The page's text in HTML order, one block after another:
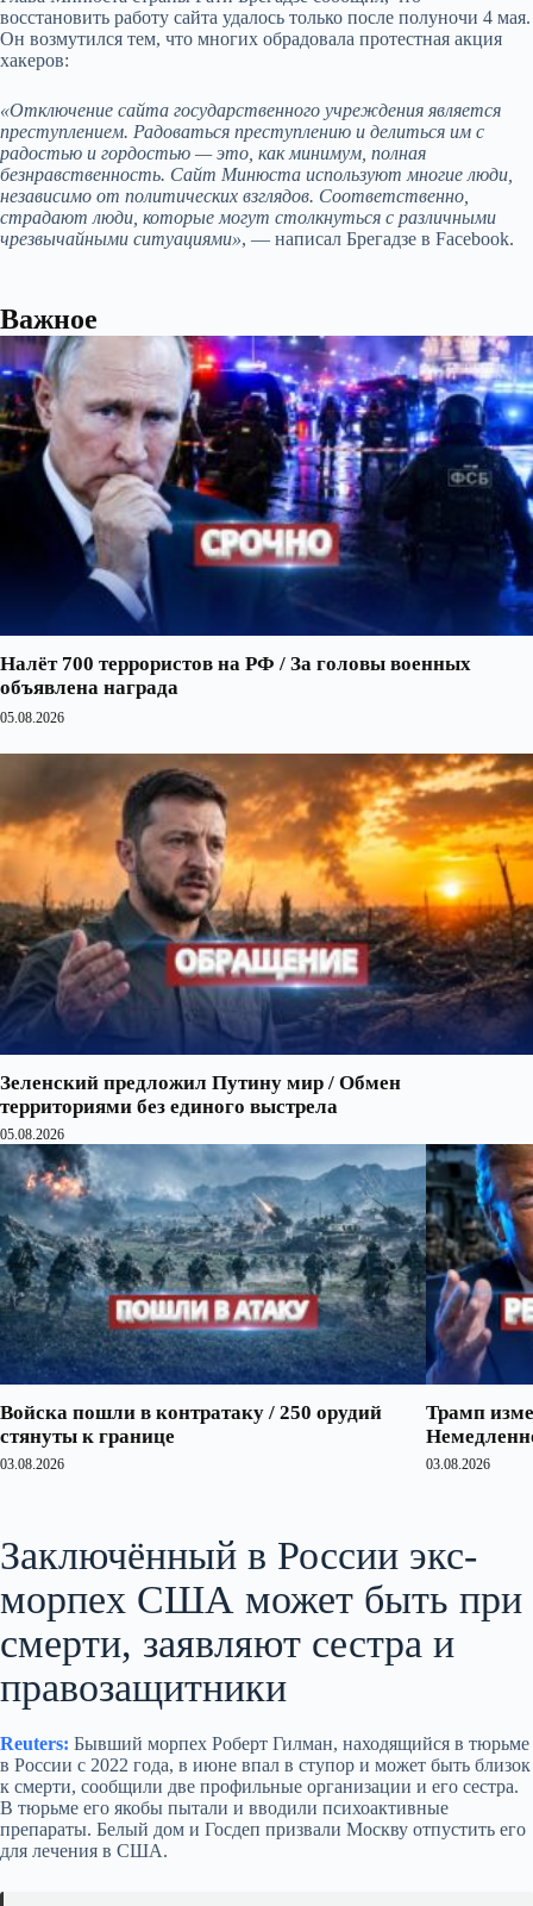
восстановить работу сайта удалось только после полуночи 4 мая.
Он возмутился тем, что многих обрадовала протестная акция
хакеров:
«Отключение сайта государственного учреждения является
преступлением. Радоваться преступлению и делиться им с
радостью и гордостью — это, как минимум, полная
безнравственность. Сайт Минюста используют многие люди,
независимо от политических взглядов. Соответственно,
страдают люди, которые могут столкнуться с различными
чрезвычайными ситуациями», — написал Брегадзе в Facebook.
Важное
Налёт 700 террористов на РФ / За головы военных
объявлена награда
05.08.2026
Зеленский предложил Путину мир / Обмен
территориями без единого выстрела
05.08.2026
Войска пошли в контратаку / 250 орудий
стянуты к границе
03.08.2026
Трамп
03.08.2026
Заключённый в России экс-
морпех США может быть при
смерти, заявляют сестра и
правозащитники
Reuters: Бывший морпех Роберт Гилман, находящийся в тюрьме
в России с 2022 года, в июне впал в ступор и может быть близок
к смерти, сообщили две профильные организации и его сестра.
В тюрьме его якобы пытали и вводили психоактивные
препараты. Белый дом и Госдеп призвали Москву отпустить его
для лечения в США.